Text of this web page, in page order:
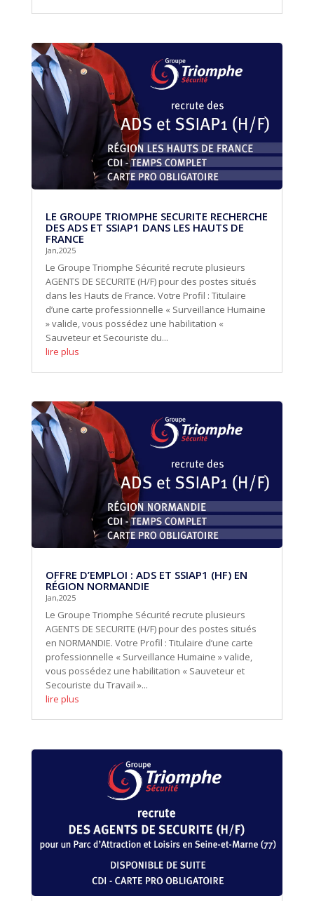
LE GROUPE TRIOMPHE SECURITE RECHERCHE
DES ADS ET SSIAP1 DANS LES HAUTS DE
FRANCE
Jan,2025
Le Groupe Triomphe Sécurité recrute plusieurs
AGENTS DE SECURITE (H/F) pour des postes situés
dans les Hauts de France. Votre Profil : Titulaire
d’une carte professionnelle « Surveillance Humaine
» valide, vous possédez une habilitation «
Sauveteur et Secouriste du...
lire plus
OFFRE D’EMPLOI : ADS ET SSIAP1 (HF) EN
RÉGION NORMANDIE
Jan,2025
Le Groupe Triomphe Sécurité recrute plusieurs
AGENTS DE SECURITE (H/F) pour des postes situés
en NORMANDIE. Votre Profil : Titulaire d’une carte
professionnelle « Surveillance Humaine » valide,
vous possédez une habilitation « Sauveteur et
Secouriste du Travail »...
lire plus